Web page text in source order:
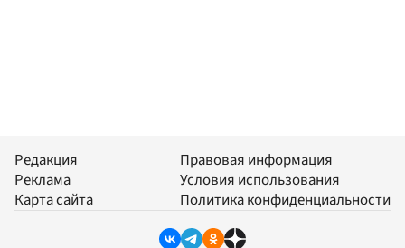
Редакция
Реклама
Карта сайта
Правовая информация
Условия использования
Политика конфиденциальности